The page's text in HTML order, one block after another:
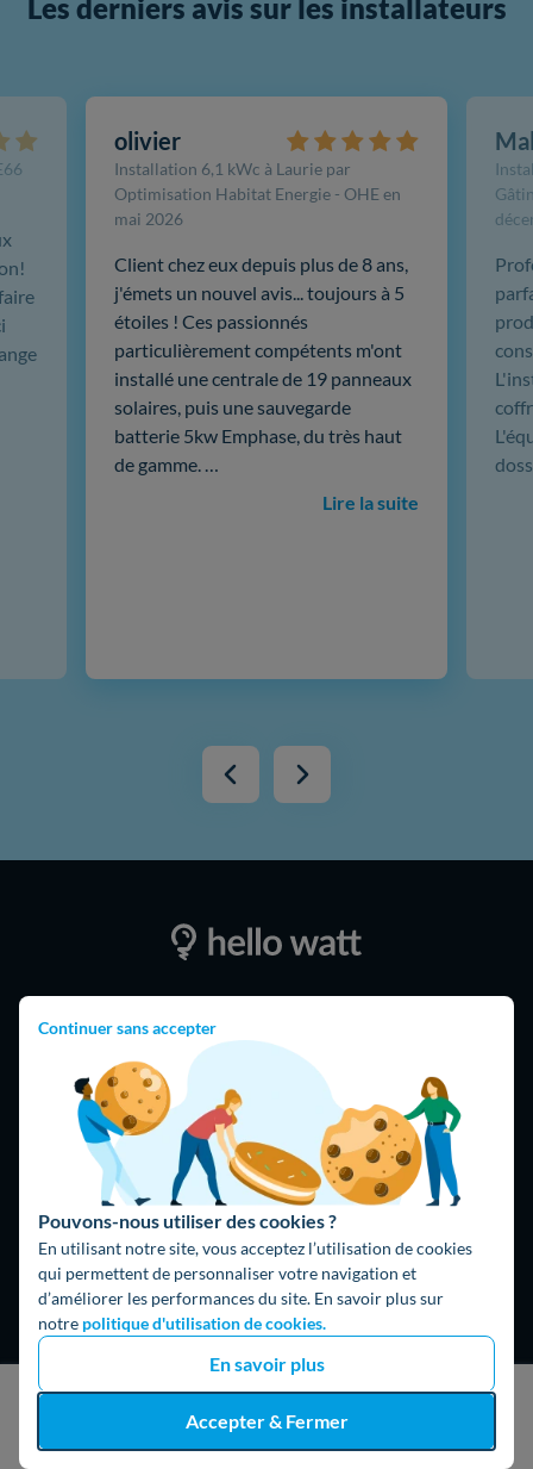
Continuer sans accepter
Pouvons-nous utiliser des cookies ?
En utilisant notre site, vous acceptez l’utilisation de cookies
qui permettent de personnaliser votre navigation et
d’améliorer les performances du site. En savoir plus sur
notre politique d'utilisation de cookies.
En savoir plus
Accepter & Fermer
J'obtiens un devis gratuit
Les derniers avis sur les installateurs
olivier
Installation 6,1 kWc à Laurie par
Optimisation Habitat Energie - OHE en
mai 2026
Client chez eux depuis plus de 8 ans,
j'émets un nouvel avis... toujours à 5
étoiles ! Ces passionnés
particulièrement compétents m'ont
installé une centrale de 19 panneaux
solaires, puis une sauvegarde
batterie 5kw Emphase, du très haut
de gamme. …
Lire la suite
16474 avis
Hello What ?
Blog
L'équipe de rédaction